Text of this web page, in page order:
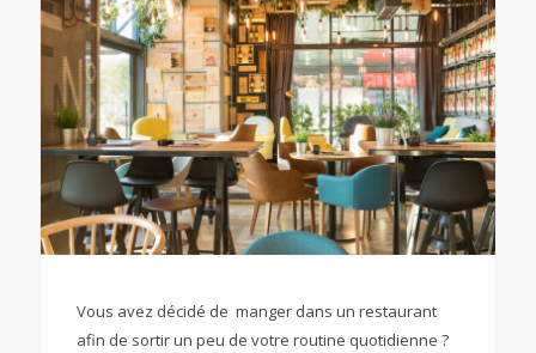
Vous avez décidé de manger dans un restaurant
afin de sortir un peu de votre routine quotidienne ?